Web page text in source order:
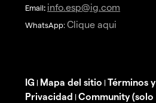
Email: info.esp@ig.com
WhatsApp: Clique aqui
IG | Mapa del sitio | Términos
Privacidad | Community (solo